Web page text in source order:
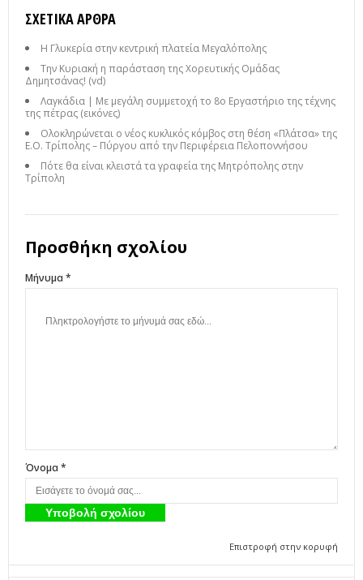
ΣΧΕΤΙΚΆ ΆΡΘΡΑ
Η Γλυκερία στην κεντρική πλατεία Μεγαλόπολης
Την Κυριακή η παράσταση της Χορευτικής Ομάδας
Δημητσάνας! (vd)
Λαγκάδια | Με μεγάλη συμμετοχή το 8ο Εργαστήριο της τέχνης
της πέτρας (εικόνες)
Ολοκληρώνεται ο νέος κυκλικός κόμβος στη θέση «Πλάτσα» της
Ε.Ο. Τρίπολης – Πύργου από την Περιφέρεια Πελοποννήσου
Πότε θα είναι κλειστά τα γραφεία της Μητρόπολης στην
Τρίπολη
Προσθήκη σχολίου
Μήνυμα *
Όνομα *
Επιστροφή στην κορυφή